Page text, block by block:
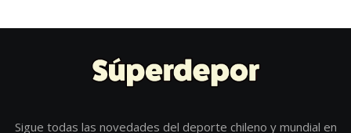
Sigue todas las novedades del deporte chileno y mundial en